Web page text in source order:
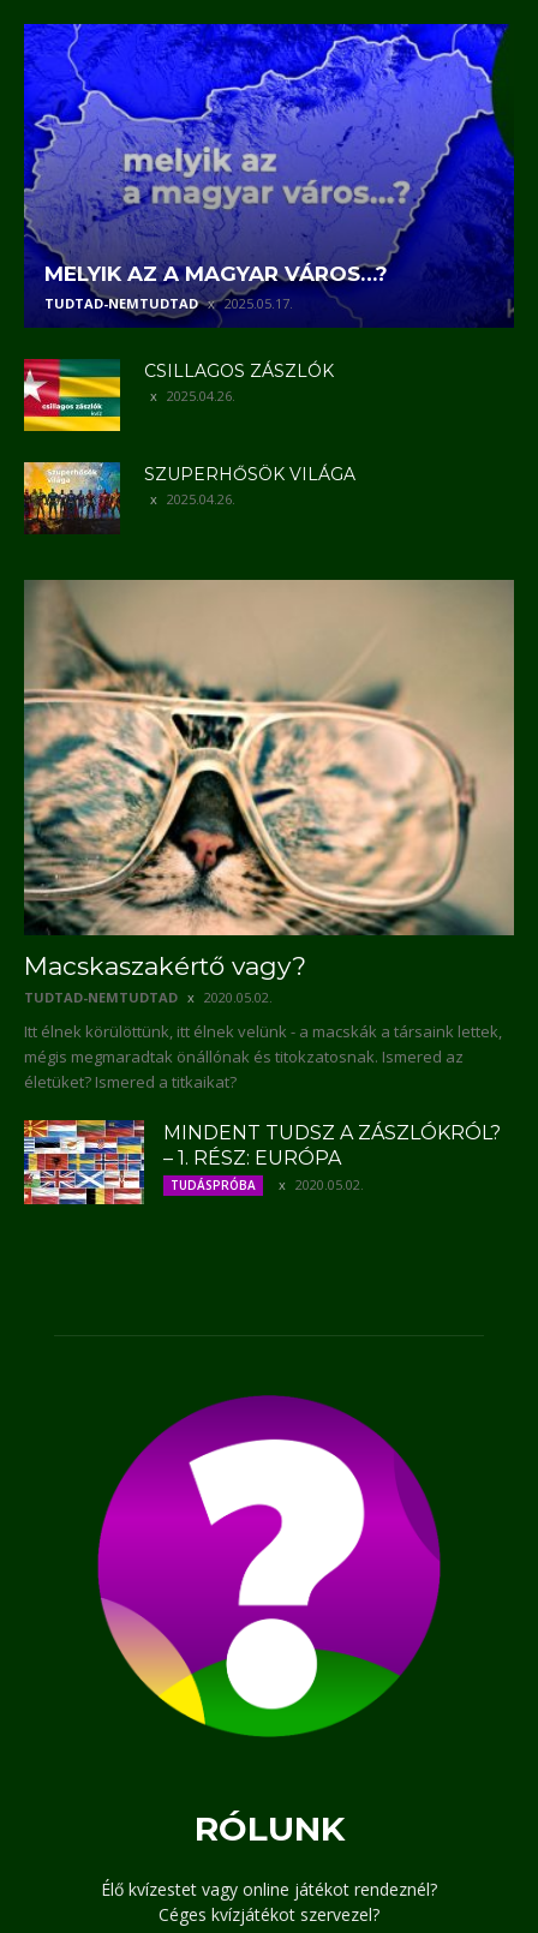
MELYIK AZ A MAGYAR VÁROS…?
TUDTAD-NEMTUDTAD 2025.05.17.
CSILLAGOS ZÁSZLÓK
2025.04.26.
SZUPERHŐSÖK VILÁGA
2025.04.26.
Macskaszakértő vagy?
TUDTAD-NEMTUDTAD 2020.05.02.
Itt élnek körülöttünk, itt élnek velünk - a macskák a társaink lettek,
mégis megmaradtak önállónak és titokzatosnak. Ismered az
életüket? Ismered a titkaikat?
MINDENT TUDSZ A ZÁSZLÓKRÓL?
– 1. RÉSZ: EURÓPA
TUDÁSPRÓBA 2020.05.02.
RÓLUNK
Élő kvízestet vagy online játékot rendeznél?
Céges kvízjátékot szervezel?